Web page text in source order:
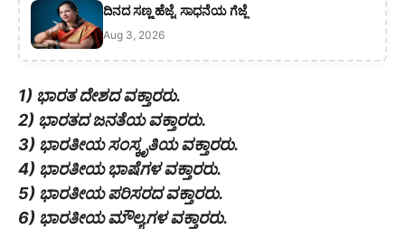
ದಿನದ ಸಣ್ಣ ಹೆಜ್ಜೆ, ಸಾಧನೆಯ ಗೆಜ್ಜೆ
Aug 3, 2026
1) ಭಾರತ ದೇಶದ ವಕ್ತಾರರು.
2) ಭಾರತದ ಜನತೆಯ ವಕ್ತಾರರು.
3) ಭಾರತೀಯ ಸಂಸ್ಕೃತಿಯ ವಕ್ತಾರರು.
4) ಭಾರತೀಯ ಭಾಷೆಗಳ ವಕ್ತಾರರು.
5) ಭಾರತೀಯ ಪರಿಸರದ ವಕ್ತಾರರು.
6) ಭಾರತೀಯ ಮೌಲ್ಯಗಳ ವಕ್ತಾರರು.